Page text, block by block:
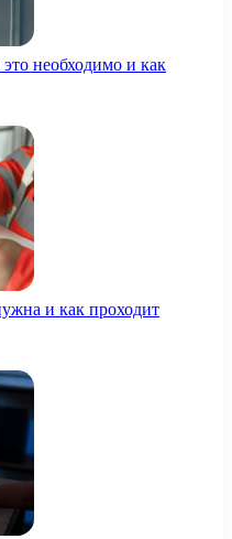
необходимо и как
и как проходит